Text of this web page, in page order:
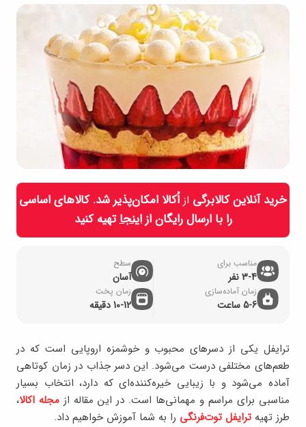
خرید آنلاین کالابرگی از اُکالا امکان‌پذیر شد. کالاهای اساسی
را با ارسال رایگان ازاینجاتهیه کنید
مناسب برای
3-4 نفر
سطح
آسان
زمان آماده‌سازی
5-6 ساعت
زمان پخت
10-12 دقیقه
ترایفل یکی از دسرهای محبوب و خوشمزه اروپایی است که در
طعم‌های مختلفی درست می‌شود. این دسر جذاب در زمان کوتاهی
آماده می‌شود و با زیبایی خیره‌کننده‌ای که دارد، انتخاب بسیار
مناسبی برای مراسم و مهمانی‌ها است. در این مقاله از مجله اکالا،
طرز تهیه ترایفل توت‌فرنگی را به شما آموزش خواهیم داد.